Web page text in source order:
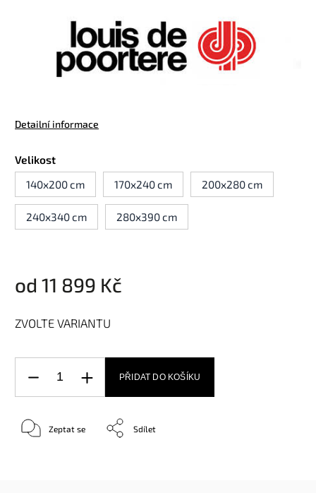
Detailní informace
Velikost
140x200 cm
170x240 cm 200x280 cm
240x340 cm 280x390 cm
od 11 899 Kč
ZVOLTE VARIANTU
PŘIDAT DO KOŠÍKU
Zeptat se Sdílet